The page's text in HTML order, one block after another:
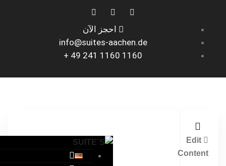
احجز الآن
info@suites-aachen.de
1160 1160 241 49 +
Edit
Content